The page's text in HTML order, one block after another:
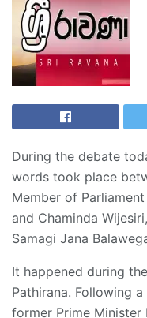
During the debate
words took place
Member of
and Chaminda
Samagi Jana
It happened during
Pathirana. Following
former Prime Minister